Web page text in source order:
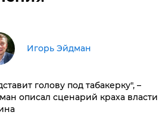
Игорь Эйдман
голову под табакерку", –
описал сценарий краха власти